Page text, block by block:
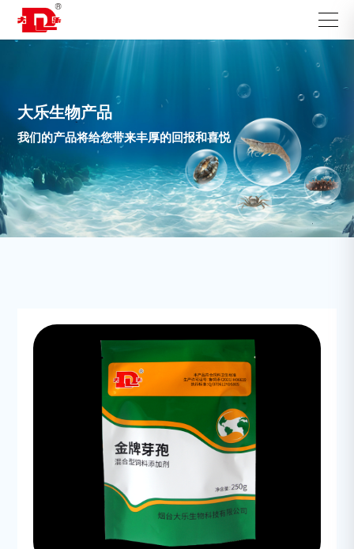
大乐生物产品
我们的产品将给您带来丰厚的回报和喜悦